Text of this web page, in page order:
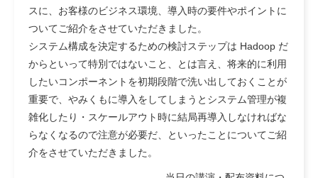
スに、お客様のビジネス環境、導入時の要件やポイントに
ついてご紹介をさせていただきました。
システム構成を決定するための検討ステップは Hadoop だ
からといって特別ではないこと、とは言え、将来的に利用
したいコンポーネントを初期段階で洗い出しておくことが
重要で、やみくもに導入をしてしまうとシステム管理が複
雑化したり・スケールアウト時に結局再導入しなければな
らなくなるので注意が必要だ、といったことについてご紹
介をさせていただきました。